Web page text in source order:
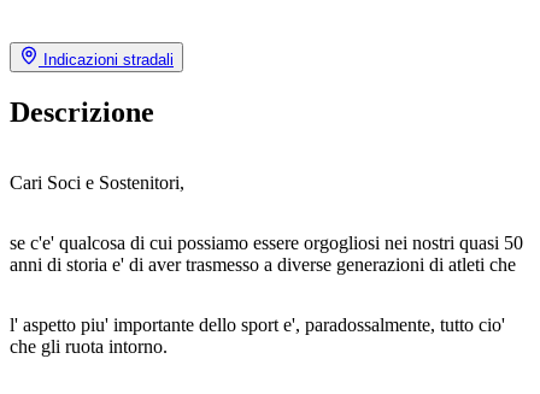
Indicazioni stradali
Descrizione
Cari Soci e Sostenitori,
se c'e' qualcosa di cui possiamo essere orgogliosi nei nostri quasi 50
anni di storia e' di aver trasmesso a diverse generazioni di atleti che
l' aspetto piu' importante dello sport e', paradossalmente, tutto cio'
che gli ruota intorno.